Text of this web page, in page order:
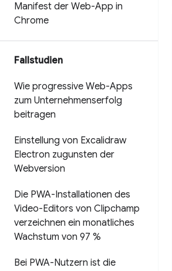
Manifest der Web-App in
Chrome
Fallstudien
Wie progressive Web-Apps
zum Unternehmenserfolg
beitragen
Einstellung von Excalidraw
Electron zugunsten der
Webversion
Die PWA-Installationen des
Video-Editors von Clipchamp
verzeichnen ein monatliches
Wachstum von 97 %
Bei PWA-Nutzern ist die